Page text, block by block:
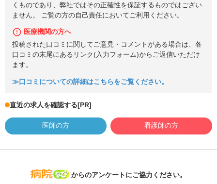
くものであり、弊社ではその正確性を保証するものではござい
ません。 ご覧の方の自己責任においてご利用ください。
医療機関の方へ
投稿された口コミに関してご意見・コメントがある場合は、各
口コミの末尾にあるリンク(入力フォーム)からご返信いただけ
ます。
≫口コミについての詳細はこちらをご覧ください。
直近の求人を確認する[PR]
医師の方 看護師の方
病院なび
からのアンケートにご協力ください。